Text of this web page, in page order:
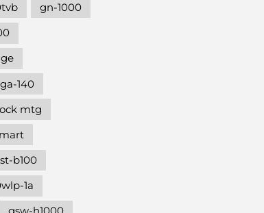
gn-1000
140
mtg
b100
1a